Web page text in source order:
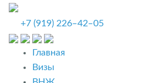
+7 (919) 226‒42‒05
Главная
Визы